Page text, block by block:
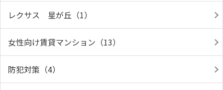
レクサス 星が丘（1）
女性向け賃貸マンション（13）
防犯対策（4）